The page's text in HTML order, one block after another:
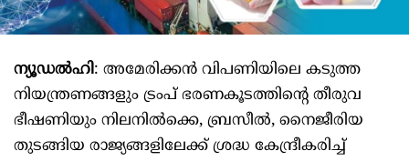
ന്യൂഡൽഹി: അമേരിക്കന്‍ വിപണിയിലെ കടുത്ത
നിയന്ത്രണങ്ങളും ട്രംപ് ഭരണകൂടത്തിന്റെ തീരുവ
ഭീഷണിയും നിലനില്‍ക്കെ, ബ്രസീല്‍, നൈജീരിയ
തുടങ്ങിയ രാജ്യങ്ങളിലേക്ക് ശ്രദ്ധ കേന്ദ്രീകരിച്ച്